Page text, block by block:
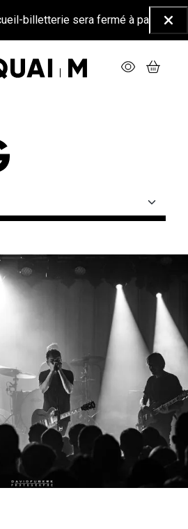
billetterie sera fermé à partir du